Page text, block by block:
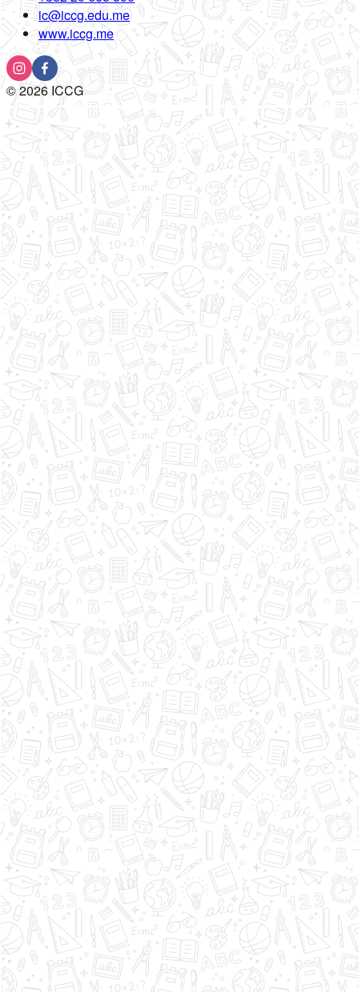
ic@iccg.edu.me
www.iccg.me
©2026ICCG